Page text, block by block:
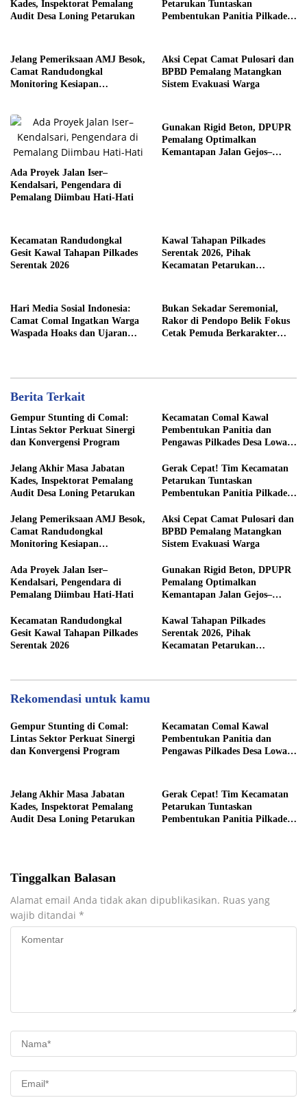
Kades, Inspektorat Pemalang
Audit Desa Loning Petarukan
Petarukan Tuntaskan
Pembentukan Panitia Pilkades
Jelang Pemeriksaan AMJ Besok,
Camat Randudongkal
Monitoring Kesiapan
Aksi Cepat Camat Pulosari dan
BPBD Pemalang Matangkan
Sistem Evakuasi Warga
Ada Proyek Jalan Iser–
Kendalsari, Pengendara di
Pemalang Diimbau Hati-Hati
Gunakan Rigid Beton, DPUPR
Pemalang Optimalkan
Kemantapan Jalan Gejos–
Kecamatan Randudongkal
Gesit Kawal Tahapan Pilkades
Serentak 2026
Kawal Tahapan Pilkades
Serentak 2026, Pihak
Kecamatan Petarukan
Hari Media Sosial Indonesia:
Camat Comal Ingatkan Warga
Waspada Hoaks dan Ujaran
Bukan Sekadar Seremonial,
Rakor di Pendopo Belik Fokus
Cetak Pemuda Berkarakter
Berita Terkait
Gempur Stunting di Comal:
Lintas Sektor Perkuat Sinergi
dan Konvergensi Program
Kecamatan Comal Kawal
Pembentukan Panitia dan
Pengawas Pilkades Desa Lowa
Jelang Akhir Masa Jabatan
Kades, Inspektorat Pemalang
Audit Desa Loning Petarukan
Gerak Cepat! Tim Kecamatan
Petarukan Tuntaskan
Pembentukan Panitia Pilkades
Jelang Pemeriksaan AMJ Besok,
Camat Randudongkal
Monitoring Kesiapan
Aksi Cepat Camat Pulosari dan
BPBD Pemalang Matangkan
Sistem Evakuasi Warga
Ada Proyek Jalan Iser–
Kendalsari, Pengendara di
Pemalang Diimbau Hati-Hati
Gunakan Rigid Beton, DPUPR
Pemalang Optimalkan
Kemantapan Jalan Gejos–
Kecamatan Randudongkal
Gesit Kawal Tahapan Pilkades
Serentak 2026
Kawal Tahapan Pilkades
Serentak 2026, Pihak
Kecamatan Petarukan
Rekomendasi untuk kamu
Gempur Stunting di Comal:
Lintas Sektor Perkuat Sinergi
dan Konvergensi Program
Kecamatan Comal Kawal
Pembentukan Panitia dan
Pengawas Pilkades Desa Lowa
Jelang Akhir Masa Jabatan
Kades, Inspektorat Pemalang
Audit Desa Loning Petarukan
Gerak Cepat! Tim Kecamatan
Petarukan Tuntaskan
Pembentukan Panitia Pilkades
Tinggalkan Balasan
Alamat email Anda tidak akan dipublikasikan. Ruas yang
wajib ditandai *